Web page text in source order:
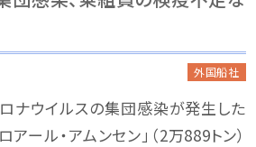
外国船社
ナウイルスの集団感染が発生した
アール・アムンセン」（2万889トン）